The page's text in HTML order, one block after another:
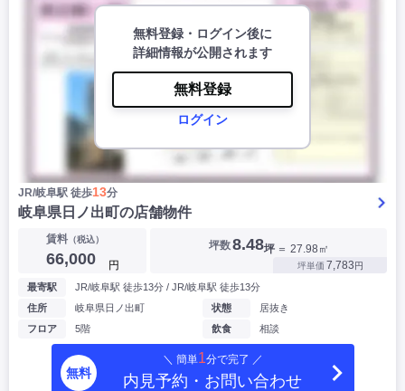
無料登録・ログイン後に
詳細情報が公開されます
無料登録
ログイン
JR/岐阜駅 徒歩13分
岐阜県日ノ出町の店舗物件
賃料（税込）
66,000 円
坪数8.48坪 ＝ 27.98㎡
坪単価 7,783円
最寄駅
JR/岐阜駅 徒歩13分 / JR/岐阜駅 徒歩13分
住所
岐阜県日ノ出町
フロア
5階
状態
居抜き
飲食
相談
無料
＼ 簡単1分で完了 ／
内見予約・お問い合わせ